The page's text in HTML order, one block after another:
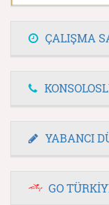
ÇALIŞMA
YABANCI
GO